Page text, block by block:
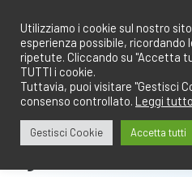
contenuto
Utilizziamo i cookie sul nostro
esperienza possibile, ricordando
ripetute. Cliccando su "Accetta
TUTTI i cookie.
Tuttavia, puoi visitare "Gestisci
consenso controllato. Leggi tutto
Gestisci Cookie Accetta tutti